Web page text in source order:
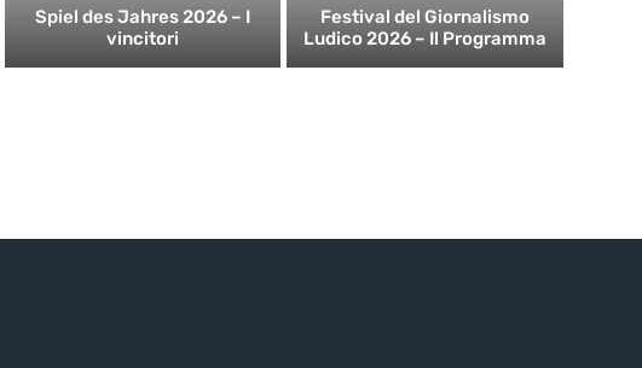
Spiel des Jahres 2026 – I
vincitori
Festival del Giornalismo
Ludico 2026 – Il Programma